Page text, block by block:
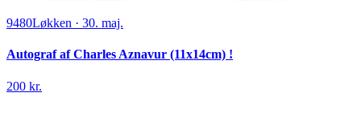
9480Løkken · 30. maj.
Autograf af Charles Aznavur (11x14cm) !
200 kr.